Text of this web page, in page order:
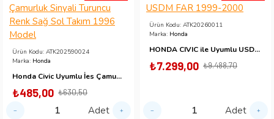
Ürün Kodu: ATK202590024
Marka: Honda
Honda Civic Uyumlu İes Çamurluk Sinyali Turuncu Renk Sağ Sol Takım 1996 Model
₺485,00 ₺630,50
Adet
Ürün Kodu: ATK20260011
Marka: Honda
HONDA CIVIC ile Uyumlu USDM FAR 1999-2000
₺7.299,00 ₺9.488,70
Adet